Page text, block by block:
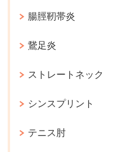
腸脛靭帯炎
鵞足炎
ストレートネック
シンスプリント
テニス肘